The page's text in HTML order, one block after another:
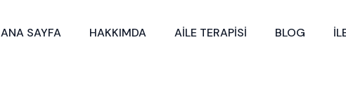
ANA SAYFA HAKKIMDA AILE TERAPISI BLOG